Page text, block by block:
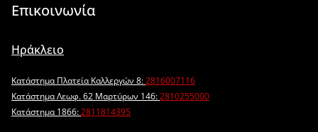
Επικοινωνία
Ηράκλειο
Κατάστημα Πλατεία Καλλεργών 8:2816007116
Κατάστημα Λεωφ. 62 Μαρτύρων 146:2810255000
Κατάστημα 1866:2811814395